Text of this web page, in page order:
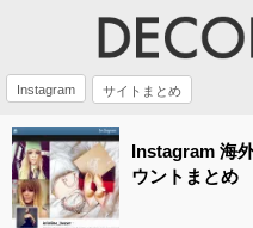
Instagram サイトまとめ
Instagram 海
ウントまとめ